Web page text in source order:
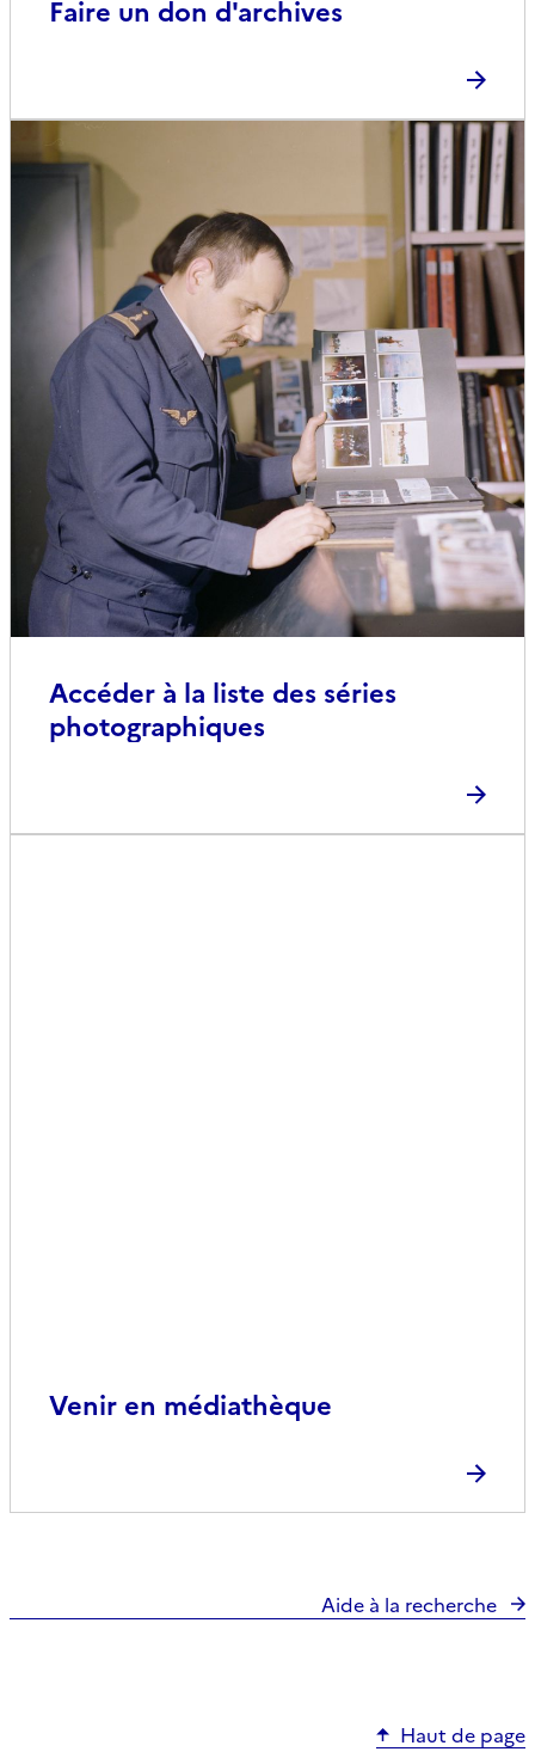
Faire un don d'archives
Accéder à la liste des séries
photographiques
Venir en médiathèque
Aide à la recherche
Haut de page